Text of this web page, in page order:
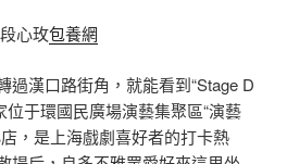
心玫包養網
過漢口路街角，就能看到“Stage D
位于環國民廣場演藝集聚區“演藝
，是上海戲劇喜好者的打卡熱